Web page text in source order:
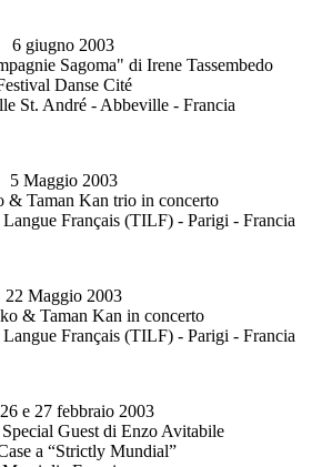
6 giugno 2003
Sagoma" di Irene Tassembedo
Danse Cité
St. André - Abbeville - Francia
5 Maggio 2003
& Taman Kan trio in concerto
Français (TILF) - Parigi - Francia
22 Maggio 2003
& Taman Kan in concerto
Français (TILF) - Parigi - Francia
e 27 febbraio 2003
Guest di Enzo Avitabile
a “Strictly Mundial”